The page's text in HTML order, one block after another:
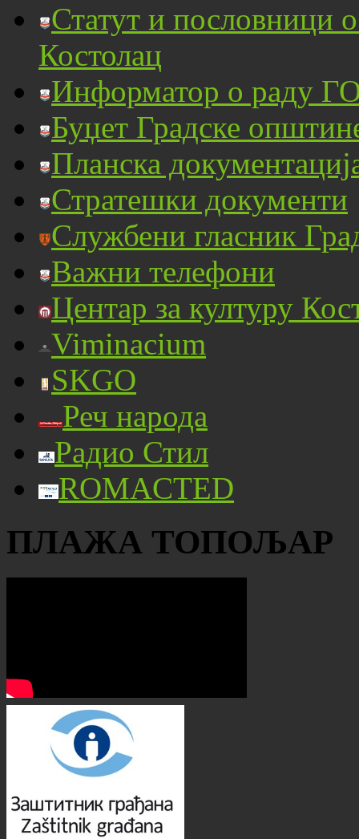
Статут и пословници
Костолац
Информатор о раду
Буџет Градске
Планска
Стратешки документи
Службени гласник
Важни телефони
Центар за културу
Viminacium
SKGO
Реч народа
Радио Стил
ROMACTED
ПЛАЖА ТОПОЉАР